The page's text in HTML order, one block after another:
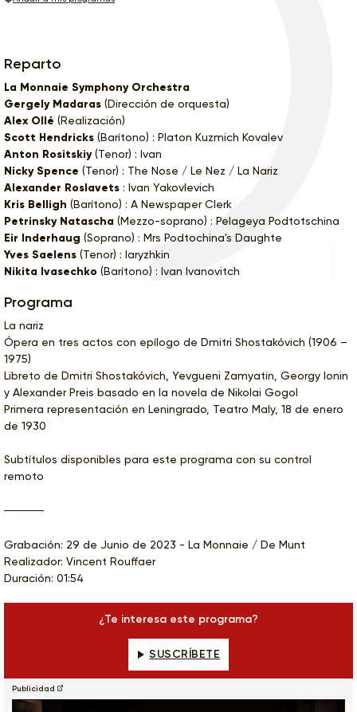
Reparto
La Monnaie Symphony Orchestra
Gergely Madaras (Dirección de orquesta)
Alex Ollé (Realización)
Scott Hendricks (Barítono) : Platon Kuzmich Kovalev
Anton Rositskiy(Tenor) : Ivan
Nicky Spence (Tenor) : The Nose / Le Nez / La Nariz
Alexander Roslavets : Ivan Yakovlevich
Kris Belligh (Barítono) : A Newspaper Clerk
Petrinsky Natascha (Mezzo-soprano) : Pelageya Podtotschina
Eir Inderhaug (Soprano) : Mrs Podtochina's Daughte
Yves Saelens (Tenor) : Iaryzhkin
Nikita Ivasechko (Barítono) : Ivan Ivanovitch
Programa
La nariz
Ópera en tres actos con epílogo de Dmitri Shostakóvich (1906 –
1975)
Libreto de Dmitri Shostakóvich, Yevgueni Zamyatin, Georgy Ionin
y Alexander Preis basado en la novela de Nikolai Gogol
Primera representación en Leningrado, Teatro Maly, 18 de enero
de 1930
Subtítulos disponibles para este programa con su control
remoto
Grabación: 29 de Junio de 2023 - La Monnaie / De Munt
Realizador: Vincent Rouffaer
Duración: 01:54
¿Te interesa este programa?
SUSCRÍBETE
Publicidad